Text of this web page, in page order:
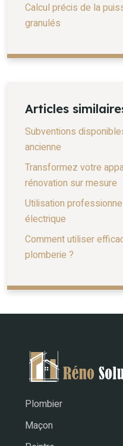
Calcul précis de la
granulés
Articles
Subventions
ancienne
Transformez votre
rénovation sur mesure
Utilisation
électrique
Comment utiliser
plomberie ?
Plombier
Maçon